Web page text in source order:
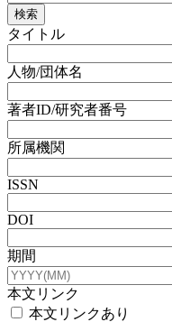
検索
タイトル
人物/団体名
著者ID/研究者番号
所属機関
ISSN
DOI
期間
本文リンク
本文リンクあり